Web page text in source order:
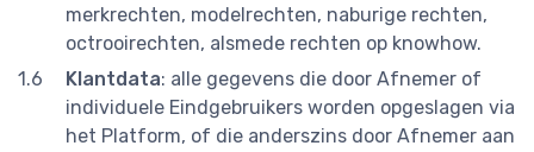
merkrechten, modelrechten, naburige rechten,
octrooirechten, alsmede rechten op knowhow.
Klantdata: alle gegevens die door Afnemer of
individuele Eindgebruikers worden opgeslagen via
het Platform, of die anderszins door Afnemer aan